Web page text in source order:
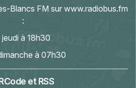
Blancs FM sur www.radiobus.fm
:
jeudi à 18h30
à 07h30
et RSS